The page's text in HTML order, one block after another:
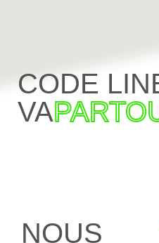
CODE
VA
NOUS